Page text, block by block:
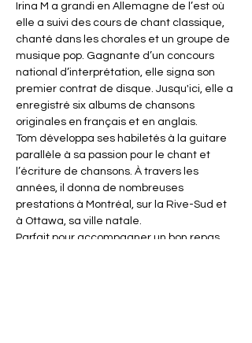
Irina M a grandi en Allemagne de l’est où
elle a suivi des cours de chant classique,
chanté dans les chorales et un groupe de
musique pop. Gagnante d’un concours
national d’interprétation, elle signa son
premier contrat de disque. Jusqu'ici, elle a
enregistré six albums de chansons
originales en français et en anglais.
Tom développa ses habiletés à la guitare
parallèle à sa passion pour le chant et
l’écriture de chansons. À travers les
années, il donna de nombreuses
prestations à Montréal, sur la Rive-Sud et
à Ottawa, sa ville natale.
Parfait pour accompagner un bon repas